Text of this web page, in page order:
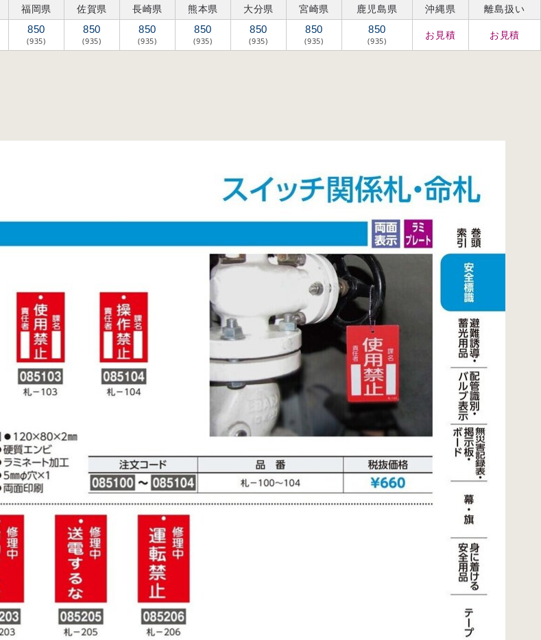
福岡県 佐賀県 長崎県 熊本県 大分県 宮崎県 鹿児島県 沖縄県 離島扱い
850
(935)
850
(935)
850
(935)
850
(935)
850
(935)
850
(935)
850
(935) お見積 お見積